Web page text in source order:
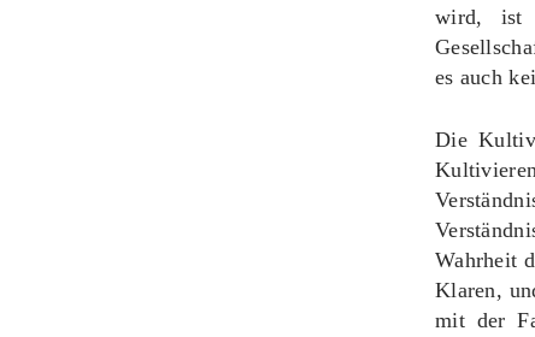
wird, ist
es auch
Die
Wahrheit
Klaren,
mit der